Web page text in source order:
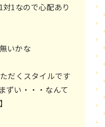
1なので心配あり
いかな
だくスタイルです
ずい・・・なんて